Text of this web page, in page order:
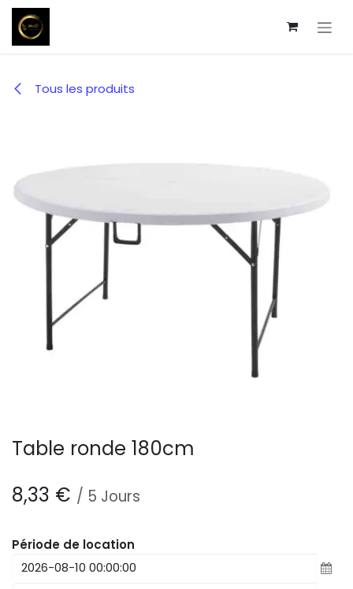
Se rendre au contenu
Tous les produits
Table ronde 180cm
8,33 € / 5 Jours
Période de location